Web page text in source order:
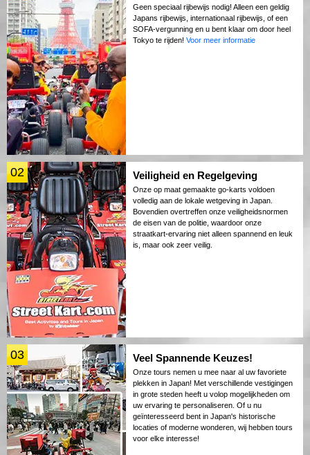
Geen speciaal rijbewijs nodig! Alleen een geldig
Japans rijbewijs, internationaal rijbewijs, of een
SOFA-vergunning en u bent klaar om door heel
Tokyo te rijden! Voor meer informatie
02 Veiligheid en Regelgeving
Onze op maat gemaakte go-karts voldoen
volledig aan de lokale wetgeving in Japan.
Bovendien overtreffen onze veiligheidsnormen
de eisen van de politie, waardoor onze
straatkart-ervaring niet alleen spannend en leuk
is, maar ook zeer veilig.
03 Veel Spannende Keuzes!
Onze tours nemen u mee naar al uw favoriete
plekken in Japan! Met verschillende vestigingen
in grote steden heeft u volop mogelijkheden om
uw ervaring te personaliseren. Of u nu
geïnteresseerd bent in Japan's historische
locaties of moderne wonderen, wij hebben tours
voor elke interesse!